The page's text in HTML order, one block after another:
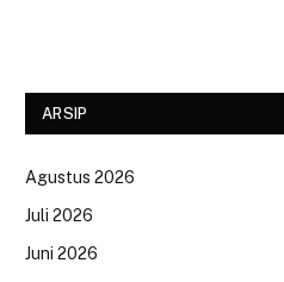
ARSIP
Agustus 2026
Juli 2026
Juni 2026